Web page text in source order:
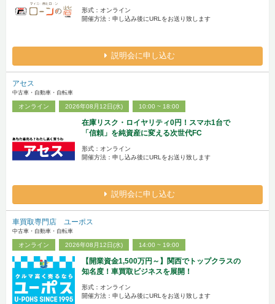
形式：オンライン
開催方法：申し込み後にURLをお送り致します
説明会に申し込む
アセス
中古車・自動車・自転車
オンライン 2026年08月12日(水) 10:00 ~ 18:00
在庫リスク・ロイヤリティ0円！スマホ1台で
「信頼」を純資産に変える次世代FC
形式：オンライン
開催方法：申し込み後にURLをお送り致します
説明会に申し込む
車買取専門店 ユーポス
中古車・自動車・自転車
オンライン 2026年08月12日(水) 14:00 ~ 19:00
【開業資金1,500万円～】関西でトップクラスの
知名度！車買取ビジネスを展開！
形式：オンライン
開催方法：申し込み後にURLをお送り致します